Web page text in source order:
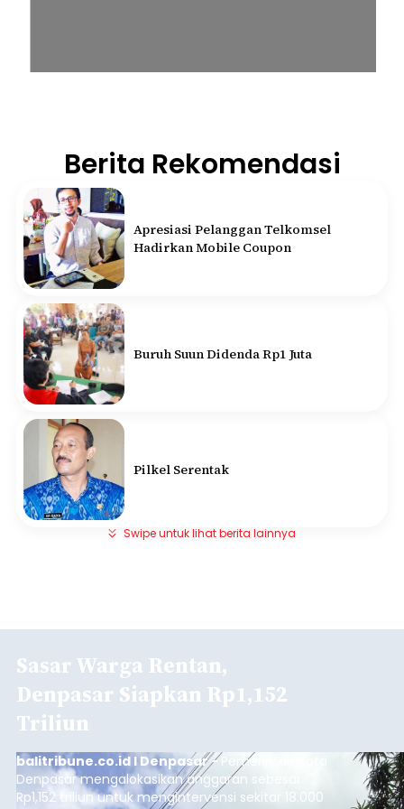
Berita Rekomendasi
Apresiasi Pelanggan Telkomsel
Hadirkan Mobile Coupon
Buruh Suun Didenda Rp1 Juta
Pilkel Serentak
Swipe untuk lihat berita lainnya
Sasar Warga Rentan,
Denpasar Siapkan Rp1,152
Triliun
balitribune.co.id I Denpasar -Pemerintah Kota
Denpasar mengalokasikan anggaran sebesar
Rp1,152 triliun untuk mengintervensi sekitar 18.000